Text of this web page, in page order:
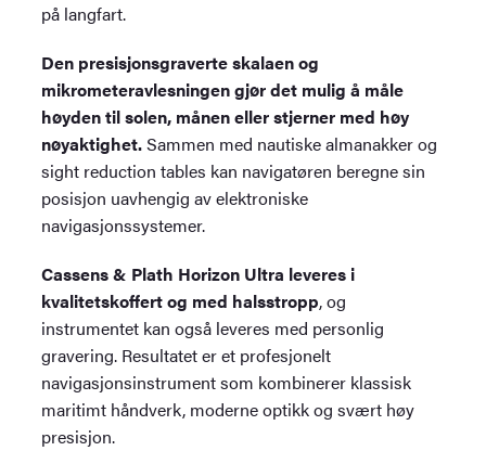
på langfart.
Den presisjonsgraverte skalaen og
mikrometeravlesningen gjør det mulig å måle
høyden til solen, månen eller stjerner med høy
nøyaktighet.Sammen med nautiske almanakker og
sight reduction tables kan navigatøren beregne sin
posisjon uavhengig av elektroniske
navigasjonssystemer.
Cassens & Plath Horizon Ultra leveres i
kvalitetskoffert og med halsstropp, og
instrumentet kan også leveres med personlig
gravering. Resultatet er et profesjonelt
navigasjonsinstrument som kombinerer klassisk
maritimt håndverk, moderne optikk og svært høy
presisjon.